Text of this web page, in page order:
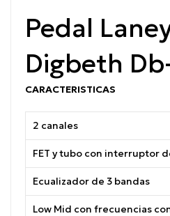
Pedal
Digbeth
CARACTERISTICAS
2 canales
FET y tubo con interruptor
Ecualizador de 3 bandas
Low Mid con frecuencias